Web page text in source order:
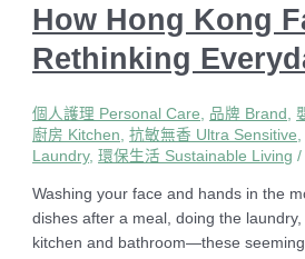
How Hong Kong
Rethinking
個人護理 Personal Care 品牌 Brand
廚房 Kitchen ,抗敏無香 Ultra Sensitive
Laundry,環保生活 Sustainable Living
Washing your face and hands in the
dishes after a meal, doing the
kitchen and bathroom—these